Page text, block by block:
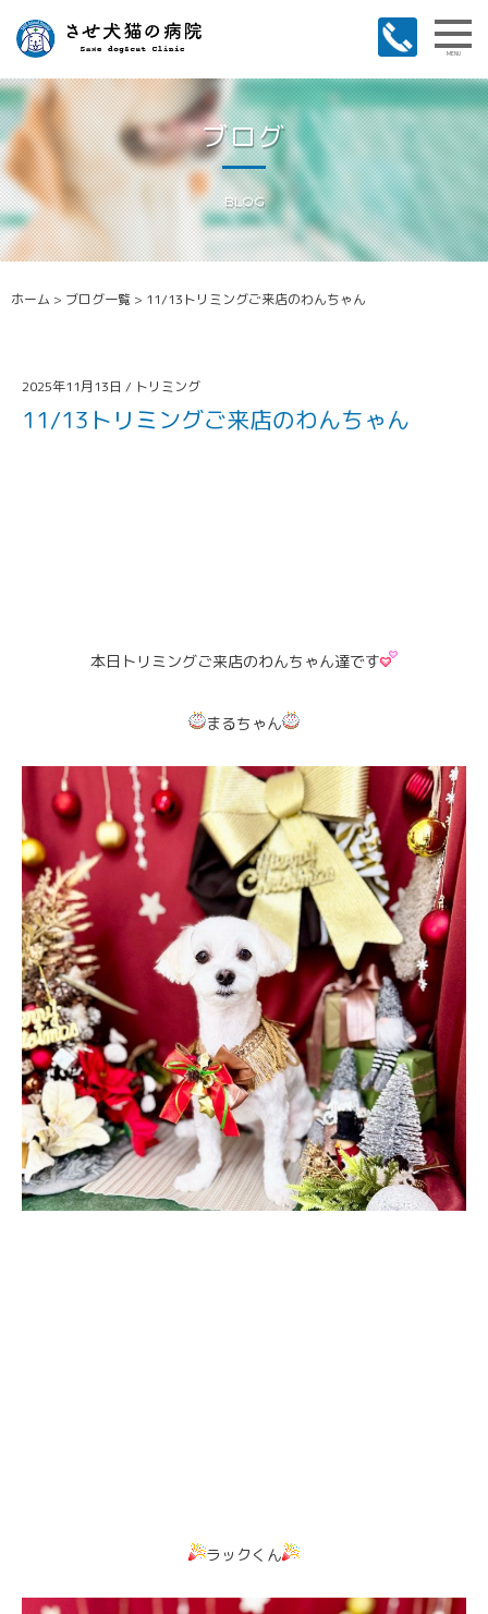
MENU
ブログ
BLOG
ホーム > ブログ一覧 > 11/13トリミングご来店のわんちゃん
2025年11月13日 / トリミング
11/13トリミングご来店のわんちゃん
本日トリミングご来店のわんちゃん達です
まるちゃん
ラックくん